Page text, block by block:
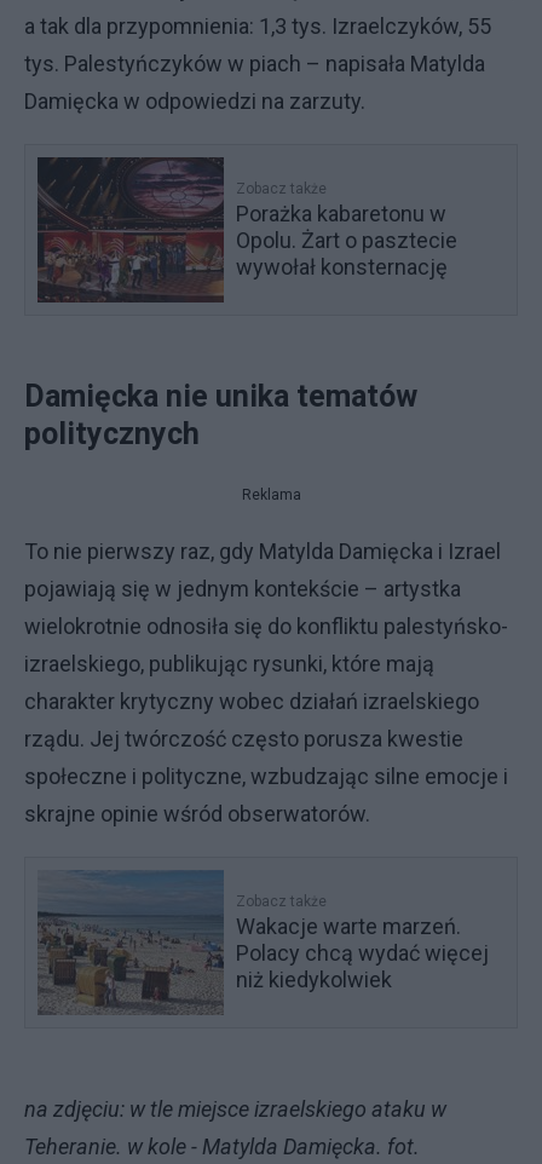
a tak dla przypomnienia: 1,3 tys. Izraelczyków, 55
tys. Palestyńczyków w piach – napisała Matylda
Damięcka w odpowiedzi na zarzuty.
Zobacz także
Porażka kabaretonu w
Opolu. Żart o pasztecie
wywołał konsternację
Damięcka nie unika tematów
politycznych
Reklama
To nie pierwszy raz, gdy Matylda Damięcka i Izrael
pojawiają się w jednym kontekście – artystka
wielokrotnie odnosiła się do konfliktu palestyńsko-
izraelskiego, publikując rysunki, które mają
charakter krytyczny wobec działań izraelskiego
rządu. Jej twórczość często porusza kwestie
społeczne i polityczne, wzbudzając silne emocje i
skrajne opinie wśród obserwatorów.
Zobacz także
Wakacje warte marzeń.
Polacy chcą wydać więcej
niż kiedykolwiek
na zdjęciu: w tle miejsce izraelskiego ataku w
Teheranie. w kole - Matylda Damięcka. fot.